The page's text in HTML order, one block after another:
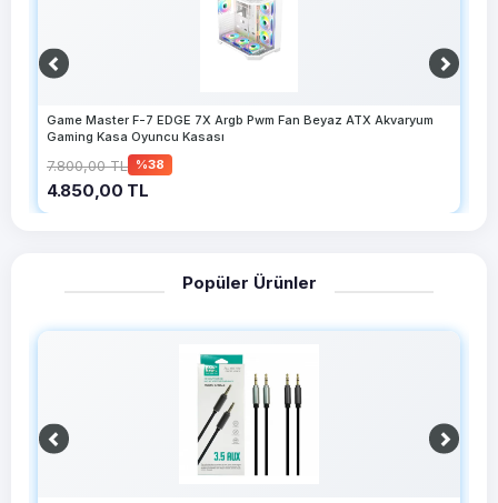
Game Master F-7 EDGE 7X Argb Pwm Fan Beyaz ATX Akvaryum
Gaming Kasa Oyuncu Kasası
7.800,00 TL %38
4.850,00 TL
Popüler Ürünler